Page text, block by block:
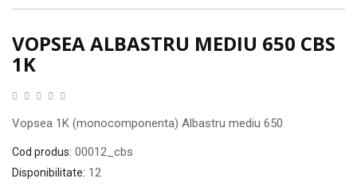
VOPSEA ALBASTRU MEDIU 650 CBS
1K
Vopsea 1K (monocomponenta) Albastru mediu 650
Cod produs: 00012_cbs
Disponibilitate: 12